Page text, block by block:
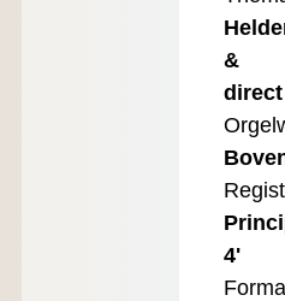
&
direct
4'